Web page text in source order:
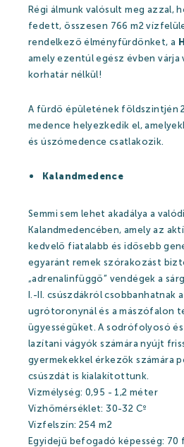
Események
Galéria
Rólunk mondták
Gyógyfürdő
Gyógyfürdő
Gyógyvíz
Harka Vízivilág
Gyógykezelések
Szaunavilág
Fedett Gyermekvilág
Wellness és spa
Harkányi Thermal
Orvosi kutatások
Régi álmunk valósult meg azzal,
fedett, összesen 766 m2
rendelkező élményfürdőnket, a
amely ezentúl egész évben
korhatár nélkül!
A fürdő épületének földszintjén
medence helyezkedik el,
és úszómedence csatlakozik.
Kalandmedence
Semmi sem lehet akadálya a
Kalandmedencében, amely az
kedvelő fiatalabb és idősebb
egyaránt remek szórakozást
„adrenalinfüggő” vendégek a
I.-II. csúszdákról csobbanhatnak
ugrótoronynál és a mászófalon
ügyességüket. A sodrófolyosó
lazítani vágyók számára nyújt
gyermekekkel érkezők számára
csúszdát is kialakítottunk.
Vízmélység: 0,95 - 1,2 méter
Vízhőmérséklet: 30-32 Cº
Vízfelszín: 254 m2
Egyidejű befogadó képesség: 70